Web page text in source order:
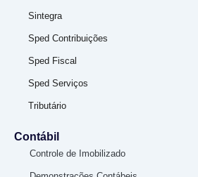
Sintegra
Sped Contribuições
Sped Fiscal
Sped Serviços
Tributário
Contábil
Controle de Imobilizado